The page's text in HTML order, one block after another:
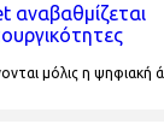
μόλις η